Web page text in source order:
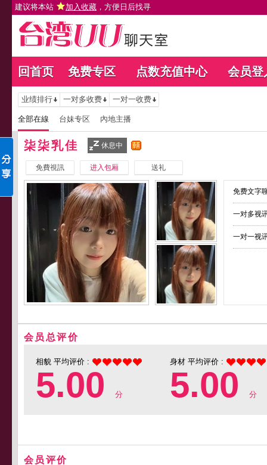
建议将本站 加入收藏 ，方便日后找寻
回首页 免费专区 点数充值中心 会员登
业绩排行 一对多收费 一对一收费
全部在線 台妹专区 內地主播
柒柒乳佳 休息中
免費視訊 进入包厢 送礼
免费文字
一对多视
一对一视
会员总评价
相貌 平均评价 :
5.00 分
身材 平均评价 :
5.00 分
会员评价